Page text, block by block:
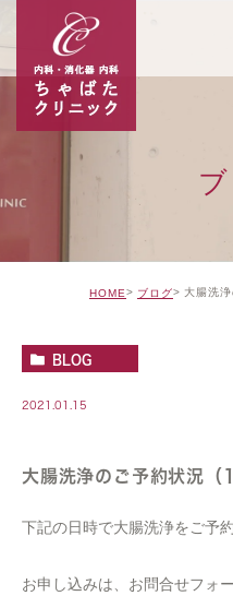
HOME ブログ 大腸洗
BLOG
2021.01.15
大腸洗浄のご予約状況（
下記の日時で大腸洗浄をご予
お申し込みは、お問合せフォ